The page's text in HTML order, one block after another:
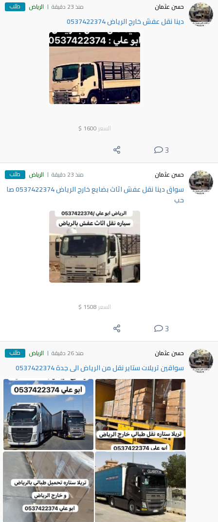
حسن عثمان منذ 23 دقيقة الرياض طلب
دينا نقل عفش خارج الرياض 0537422374
السعر 1600
$
3
حسن عثمان منذ 23 دقيقة الرياض طلب
سواق دينا نقل عفش اثاث بضايع خارج الرياض 0537422374 صا
حب
السعر 1508
$
3
حسن عثمان منذ 26 دقيقة الرياض طلب
سواقين تريلات ستاير نقل من الرياض الى جدة 0537422374